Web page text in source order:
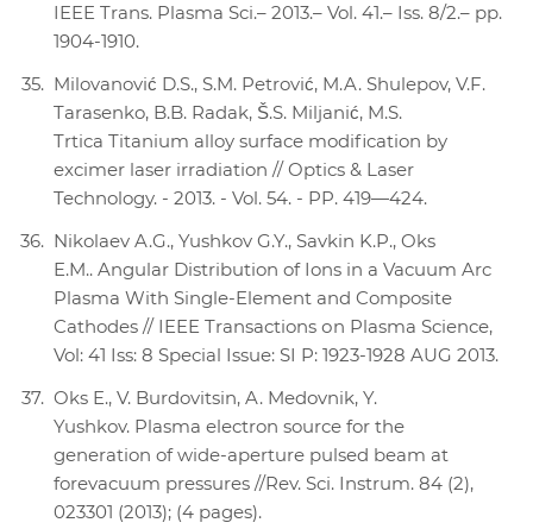
IEEE Trans. Plasma Sci.– 2013.– Vol. 41.– Iss. 8/2.– pp.
1904-1910.
Milovanović D.S., S.M. Petrović, M.A. Shulepov, V.F.
Tarasenko, B.B. Radak, Š.S. Miljanić, M.S.
Trtica Titanium alloy surface modification by
excimer laser irradiation // Optics & Laser
Technology. - 2013. - Vol. 54. - PP. 419—424.
Nikolaev A.G., Yushkov G.Y., Savkin K.P., Oks
E.M.. Angular Distribution of Ions in a Vacuum Arc
Plasma With Single-Element and Composite
Cathodes // IEEE Transactions оn Plasma Science,
Vol: 41 Iss: 8 Special Issue: SI P: 1923-1928 AUG 2013.
Oks E., V. Burdovitsin, A. Medovnik, Y.
Yushkov. Plasma electron source for the
generation of wide-aperture pulsed beam at
forevacuum pressures //Rev. Sci. Instrum. 84 (2),
023301 (2013); (4 pages).